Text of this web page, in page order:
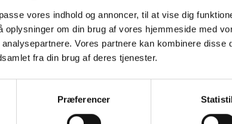
vores indhold og annoncer, til at vise dig
oplysninger om din brug af vores hjemmeside med
Vores partnere kan kombinere disse
fra din brug af deres tjenester.
Præferencer Gratis levering